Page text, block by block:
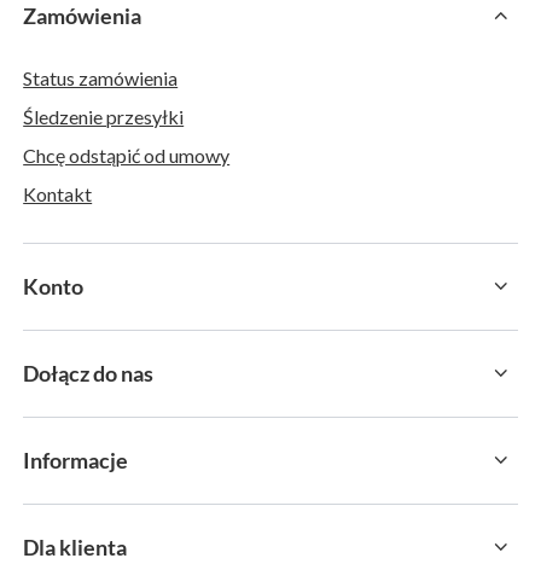
Zamówienia
Status zamówienia
Śledzenie przesyłki
Chcę odstąpić od umowy
Kontakt
Konto
Dołącz do nas
Informacje
Dla klienta